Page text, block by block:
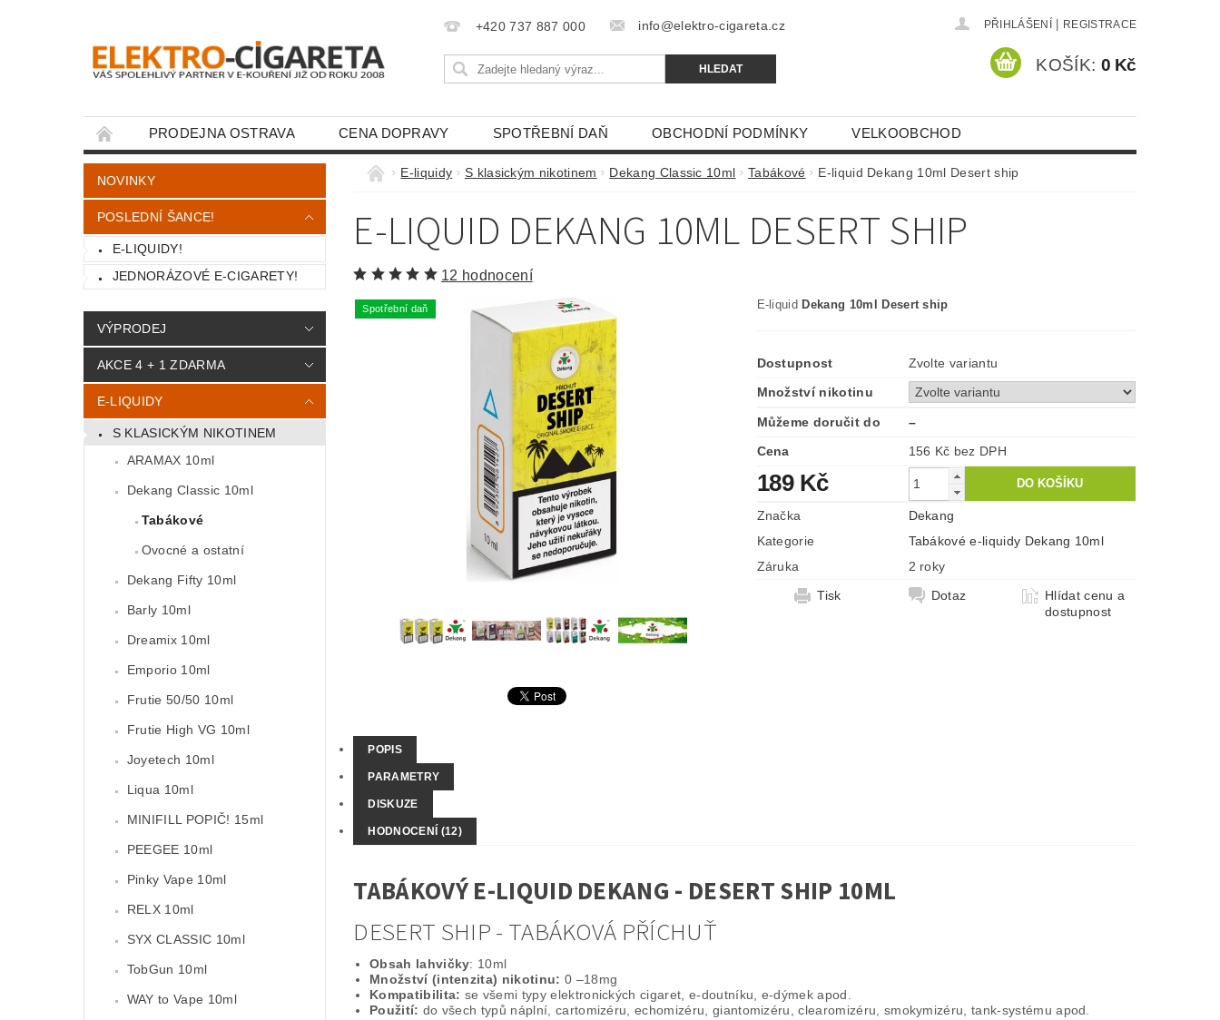
+420 737 887 000 info@elektro-cigareta.cz PŘIHLÁŠENÍ REGISTRACE
KOŠÍK: 0 Kč
PRODEJNA OSTRAVA CENA DOPRAVY SPOTŘEBNÍ DAŇ OBCHODNÍ PODMÍNKY VELKOOBCHOD
KONTAKTY
NOVINKY
POSLEDNÍ ŠANCE!
E-LIQUIDY!
JEDNORÁZOVÉ E-CIGARETY!
VÝPRODEJ
AKCE 4 + 1 ZDARMA
E-LIQUIDY
S KLASICKÝM NIKOTINEM
ARAMAX 10ml
Dekang Classic 10ml
Tabákové
Ovocné a ostatní
Dekang Fifty 10ml
Barly 10ml
Dreamix 10ml
Emporio 10ml
Frutie 50/50 10ml
Frutie High VG 10ml
Joyetech 10ml
Liqua 10ml
MINIFILL POPIČ! 15ml
PEEGEE 10ml
Pinky Vape 10ml
RELX 10ml
SYX CLASSIC 10ml
TobGun 10ml
WAY to Vape 10ml
E-liquidy S klasickým nikotinem Dekang Classic 10ml Tabákové E-liquid Dekang 10ml Desert ship
E-LIQUID DEKANG 10ML DESERT SHIP
12 hodnocení
Spotřební daň E-liquid Dekang 10ml Desert ship
Dostupnost
Zvolte variantu
Množství nikotinu
Můžeme doručit do
–
Cena
156 Kč bez DPH
189 Kč
Značka
Dekang
Kategorie
Tabákové e-liquidy Dekang 10ml
Záruka
2 roky
Tisk
Dotaz
Hlídat cenu a
dostupnost
POPIS
PARAMETRY
DISKUZE
HODNOCENÍ (12)
TABÁKOVÝ E-LIQUID DEKANG - DESERT SHIP 10ML
DESERT SHIP - TABÁKOVÁ PŘÍCHUŤ
Obsah lahvičky: 10ml
Množství (intenzita) nikotinu: 0 –18mg
Kompatibilita: se všemi typy elektronických cigaret, e-doutníku, e-dýmek apod.
Použití: do všech typů náplní, cartomizéru, echomizéru, giantomizéru, clearomizéru, smokymizéru, tank-systému apod.